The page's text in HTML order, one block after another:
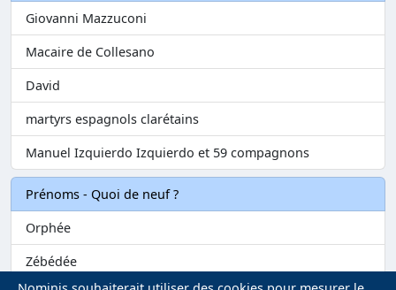
Giovanni Mazzuconi
Macaire de Collesano
David
martyrs espagnols clarétains
Manuel Izquierdo Izquierdo et 59 compagnons
Prénoms - Quoi de neuf ?
Orphée
Zébédée